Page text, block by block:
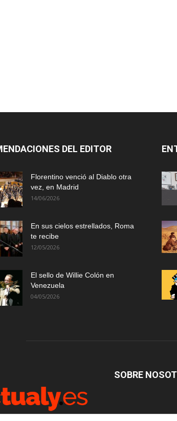
DEL EDITOR
Florentino venció al Diablo otra
vez, en Madrid
14/06/2026
En sus cielos estrellados, Roma
te recibe
12/05/2026
El sello de Willie Colón en
Venezuela
04/05/2026
SOBRE